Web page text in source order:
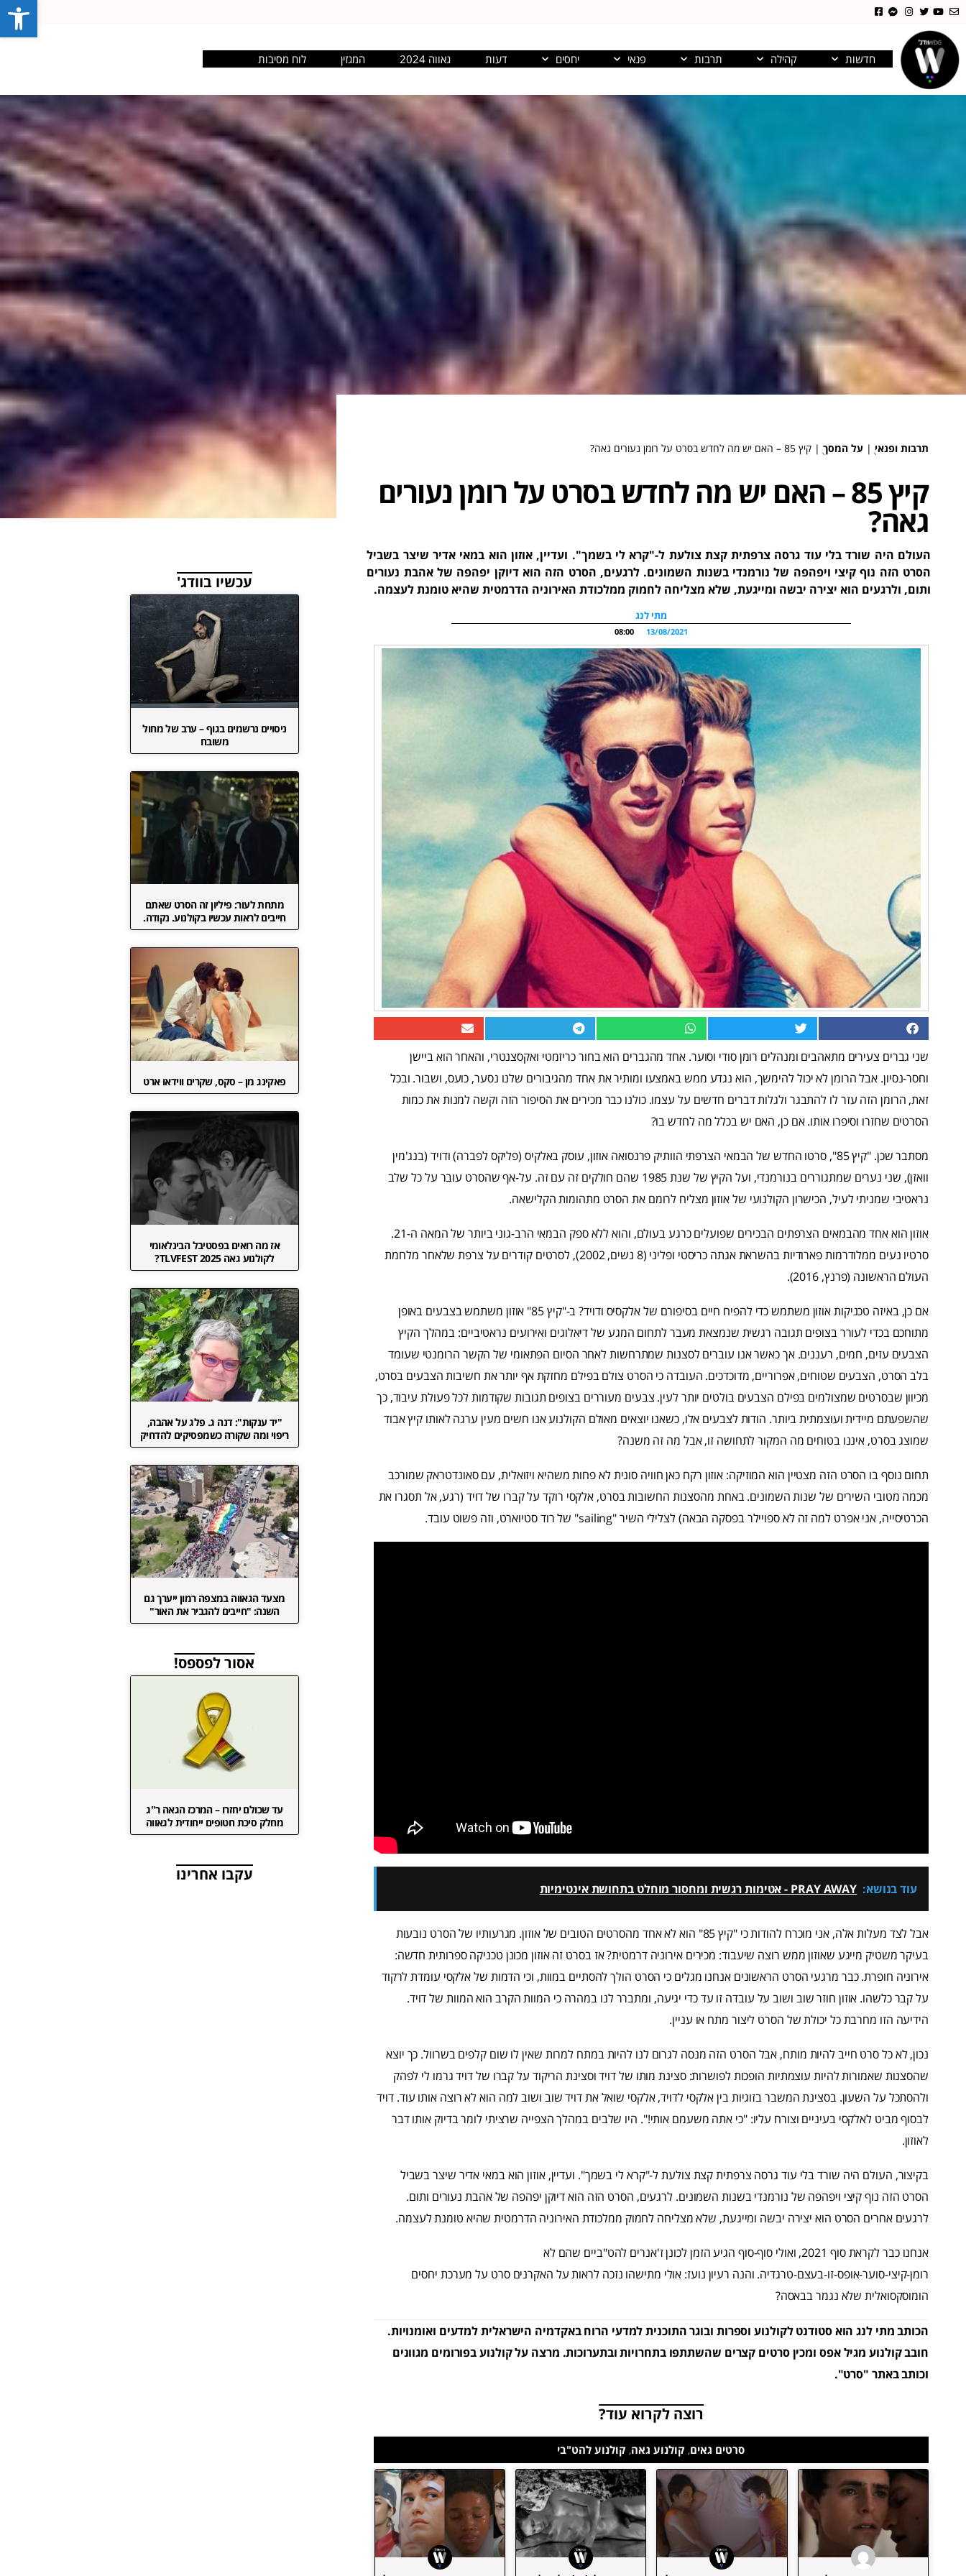
חדשות קהילה תרבות פנאי יחסים דעות גאווה 2024 המגזין לוח מסיבות
תרבות ופנאי ֻ| על המסך ֻ| קיץ 85 – האם יש מה לחדש בסרט על רומן נעורים גאה?
קיץ 85 – האם יש מה לחדש בסרט על רומן נעורים
גאה?
העולם היה שורד בלי עוד גרסה צרפתית קצת צולעת ל-"קרא לי בשמך". ועדיין, אוזון הוא במאי אדיר שיצר בשביל
הסרט הזה נוף קיצי ויפהפה של נורמנדי בשנות השמונים. לרגעים, הסרט הזה הוא דיוקן יפהפה של אהבת נעורים
ותום, ולרגעים הוא יצירה יבשה ומייגעת, שלא מצליחה לחמוק ממלכודת האירוניה הדרמטית שהיא טומנת לעצמה.
מתי לנג
13/08/2021
08:00
שני גברים צעירים מתאהבים ומנהלים רומן סודי וסוער. אחד מהגברים הוא בחור כריזמטי ואקסצנטרי, והאחר הוא ביישן
וחסר-נסיון. אבל הרומן לא יכול להימשך, הוא נגדע ממש באמצעו ומותיר את אחד מהגיבורים שלנו נסער, כועס, ושבור. ובכל
זאת, הרומן הזה עזר לו להתבגר ולגלות דברים חדשים על עצמו. כולנו כבר מכירים את הסיפור הזה וקשה למנות את כמות
הסרטים שחזרו וסיפרו אותו. אם כן, האם יש בכלל מה לחדש בו?
מסתבר שכן. "קיץ 85", סרטו החדש של הבמאי הצרפתי הוותיק פרנסואה אוזון, עוסק באלקיס (פליקס לפברה) ודויד (בנג'מין
וואזן), שני נערים שמתגוררים בנורמנדי, ועל הקיץ של שנת 1985 שהם חולקים זה עם זה. על-אף שהסרט עובר על כל שלב
נראטיבי שמניתי לעיל, הכישרון הקולנועי של אוזון מצליח לרומם את הסרט מתהומות הקלישאה.
אוזון הוא אחד מהבמאים הצרפתים הבכירים שפועלים כרגע בעולם, והוא ללא ספק הבמאי הרב-גוני ביותר של המאה ה-21.
סרטיו נעים ממלודרמות פארודיות בהשראת אגתה כריסטי ופליני (8 נשים, 2002), לסרטים קודרים על צרפת שלאחר מלחמת
העולם הראשונה (פרנץ, 2016).
אם כן, באיזה טכניקות אוזון משתמש כדי להפיח חיים בסיפורם של אלקסיס ודויד? ב-"קיץ 85" אוזון משתמש בצבעים באופן
מתוחכם בכדי לעורר בצופים תגובה רגשית שנמצאת מעבר לתחום המגע של דיאלוגים ואירועים נראטיביים: במהלך הקיץ
הצבעים עזים, חמים, רעננים. אך כאשר אנו עוברים לסצנות שמתרחשות לאחר הסיום הפתאומי של הקשר הרומנטי שעומד
בלב הסרט, הצבעים שטוחים, אפרוריים, מדוכדכים. העובדה כי הסרט צולם בפילם מחזקת אף יותר את חשיבות הצבעים בסרט,
מכיוון שבסרטים שמצולמים בפילם הצבעים בולטים יותר לעין. צבעים מעוררים בצופים תגובות שקודמות לכל פעולת עיבוד, כך
שהשפעתם מיידית ועוצמתית ביותר. הודות לצבעים אלו, כשאנו יוצאים מאולם הקולנוע אנו חשים מעין ערגה לאותו קיץ אבוד
שמוצג בסרט, איננו בטוחים מה המקור לתחושה זו, אבל מה זה משנה?
תחום נוסף בו הסרט הזה מצטיין הוא המוזיקה: אוזון רקח כאן חוויה סונית לא פחות משהיא ויזואלית, עם סאונדטראק שמורכב
מכמה מטובי השירים של שנות השמונים. באחת מהסצנות החשובות בסרט, אלקסי רוקד על קברו של דויד (רגע, אל תסגרו את
הכרטיסייה, אני אפרט למה זה לא ספויילר בפסקה הבאה) לצלילי השיר "sailing" של רוד סטיוארט, וזה פשוט עובד.
עוד בנושא: PRAY AWAY - אטימות רגשית ומחסור מוחלט בתחושת אינטימיות
אבל לצד מעלות אלה, אני מוכרח להודות כי "קיץ 85" הוא לא אחד מהסרטים הטובים של אוזון. מגרעותיו של הסרט נובעות
בעיקר משטיק מייגע שאוזון ממש רוצה שיעבוד: מכירים אירוניה דרמטית? אז בסרט זה אוזון מכונן טכניקה ספרותית חדשה:
אירוניה חופרת. כבר מרגעי הסרט הראשונים אנחנו מגלים כי הסרט הולך להסתיים במוות, וכי הדמות של אלקסי עומדת לרקוד
על קבר כלשהו. אוזון חוזר שוב ושוב על עובדה זו עד כדי יגיעה, ומתברר לנו במהרה כי המוות הקרב הוא המוות של דויד.
הידיעה הזו מחרבת כל יכולת של הסרט ליצור מתח או עניין.
נכון, לא כל סרט חייב להיות מותח, אבל הסרט הזה מנסה לגרום לנו להיות במתח למרות שאין לו שום קלפים בשרוול. כך יוצא
שהסצנות שאמורות להיות עוצמתיות הופכות לפושרות: סצינת מותו של דויד וסצינת הריקוד על קברו של דויד גרמו לי לפהק
ולהסתכל על השעון. בסצינת המשבר בזוגיות בין אלקסי לדויד, אלקסי שואל את דויד שוב ושוב למה הוא לא רוצה אותו עוד. דויד
לבסוף מביט לאלקסי בעיניים וצורח עליו: "כי אתה משעמם אותי!". היו שלבים במהלך הצפייה שרציתי לומר בדיוק אותו דבר
לאוזון.
בקיצור, העולם היה שורד בלי עוד גרסה צרפתית קצת צולעת ל-"קרא לי בשמך". ועדיין, אוזון הוא במאי אדיר שיצר בשביל
הסרט הזה נוף קיצי ויפהפה של נורמנדי בשנות השמונים. לרגעים, הסרט הזה הוא דיוקן יפהפה של אהבת נעורים ותום.
לרגעים אחרים הסרט הוא יצירה יבשה ומייגעת, שלא מצליחה לחמוק ממלכודת האירוניה הדרמטית שהיא טומנת לעצמה.
אנחנו כבר לקראת סוף 2021, ואולי סוף-סוף הגיע הזמן לכונן ז'אנרים להט"ביים שהם לא
רומן-קיצי-סוער-אופס-זו-בעצם-טרגדיה. והנה רעיון נועז: אולי מתישהו נזכה לראות על האקרנים סרט על מערכת יחסים
הומוסקסואלית שלא נגמר בבאסה?
הכותב מתי לנג הוא סטודנט לקולנוע וספרות ובוגר התוכנית למדעי הרוח באקדמיה הישראלית למדעים ואומנויות.
חובב קולנוע מגיל אפס ומכין סרטים קצרים שהשתתפו בתחרויות ובתערוכות. מרצה על קולנוע בפורומים מגוונים
וכותב באתר "סרט".
רוצה לקרוא עוד?
סרטים גאים,קולנוע גאה,קולנוע להט"בי
עכשיו בוודג'
ניסויים נרשמים בגוף – ערב של מחול
משובח
מתחת לעור: פיליון זה הסרט שאתם
חייבים לראות עכשיו בקולנוע. נקודה.
פאקינג מן – סקס, שקרים ווידאו ארט
אז מה רואים בפסטיבל הבינלאומי
לקולנוע גאה TLVFEST 2025?
"יד ענקות": דנה ג. פלג על אהבה,
ריפוי ומה שקורה כשמפסיקים להדחיק
מצעד הגאווה במצפה רמון ייערך גם
השנה: "חייבים להגביר את האור"
אסור לפספס!
עד שכולם יחזרו – המרכז הגאה ר"ג
מחלק סיכת חטופים ייחודית לגאווה
עקבו אחרינו